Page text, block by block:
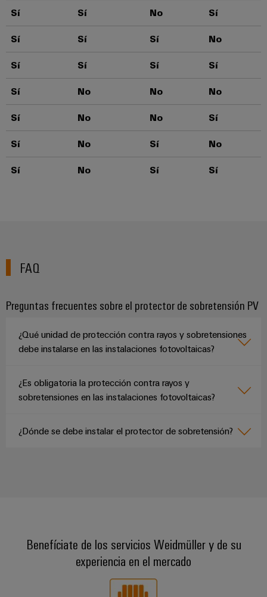
Sí Sí No Sí
Sí Sí Sí No
Sí Sí Sí Sí
Sí No No No
Sí No No Sí
Sí No Sí No
Sí No Sí Sí
FAQ
Preguntas frecuentes sobre el protector de sobretensión PV
¿Qué unidad de protección contra rayos y sobretensiones
debe instalarse en las instalaciones fotovoltaicas?
¿Es obligatoria la protección contra rayos y
sobretensiones en las instalaciones fotovoltaicas?
¿Dónde se debe instalar el protector de sobretensión?
Benefíciate de los servicios Weidmüller y de su
experiencia en el mercado